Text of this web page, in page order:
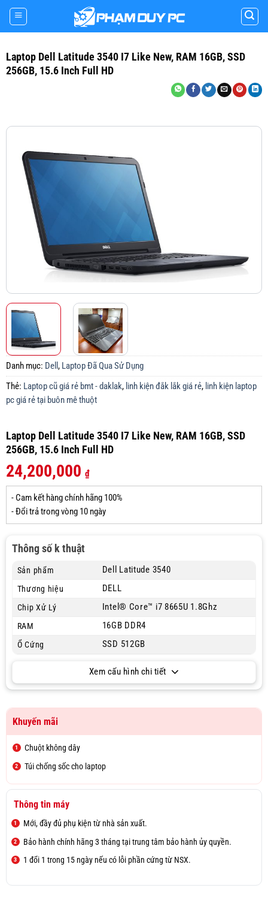
Skip
content
Laptop Dell Latitude 3540 I7 Like New, RAM 16GB, SSD
256GB, 15.6 Inch Full HD
Danh mục: Dell , Laptop Đã Qua Sử Dụng
Thẻ: Laptop cũ giá rẻ bmt - daklak, linh kiện đắk lắk giá rẻ, linh kiện laptop
pc giá rẻ tại buôn mê thuột
Laptop Dell Latitude 3540 I7 Like New, RAM 16GB, SSD
256GB, 15.6 Inch Full HD
24,200,000 ₫
- Cam kết hàng chính hãng 100%
- Đổi trả trong vòng 10 ngày
Thông số k thuật
Sản phẩm Dell Latitude 3540
Thương hiệu DELL
Chip Xử Lý Intel® Core™ i7 8665U 1.8Ghz
RAM 16GB DDR4
Ổ Cứng SSD 512GB
Xem cấu hình chi tiết
Khuyến mãi
Chuột không dây
Túi chống sốc cho laptop
Thông tin máy
Mới, đầy đủ phụ kiện từ nhà sản xuất.
Bảo hành chính hãng 3 tháng tại trung tâm bảo hành ủy quyền.
1 đổi 1 trong 15 ngày nếu có lỗi phần cứng từ NSX.